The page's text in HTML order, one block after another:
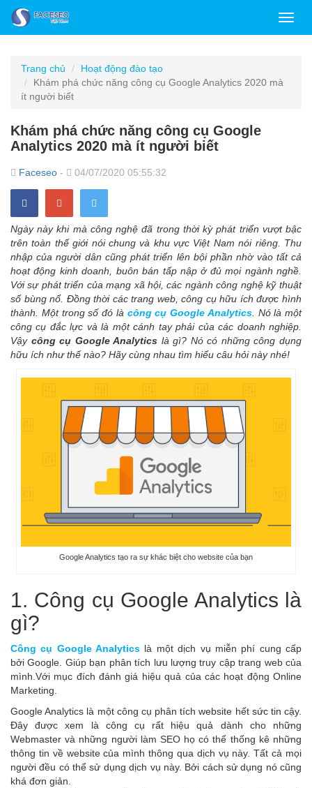
Trang chủ
Hoạt động đào tạo
Khám phá chức năng công cụ Google Analytics 2020 mà
ít người biết
Khám phá chức năng công cụ Google
Analytics 2020 mà ít người biết
Faceseo - 04/07/2020 05:55:32
Ngày này khi mà công nghệ đã trong thời kỳ phát triển vượt bậc
trên toàn thế giới nói chung và khu vực Việt Nam nói riêng. Thu
nhập của người dân cũng phát triển lên bội phần nhờ vào tất cả
hoạt động kinh doanh, buôn bán tấp nập ở đủ mọi ngành nghề.
Với sự phát triển của mạng xã hội, các ngành công nghệ kỹ thuật
số bùng nổ. Đồng thời các trang web, công cụ hữu ích được hình
thành. Một trong số đó là công cụ Google Analytics. Nó là một
công cụ đắc lực và là một cánh tay phải của các doanh nghiệp.
Vậy công cụ Google Analytics là gì? Nó có những công dụng
hữu ích như thế nào? Hãy cùng nhau tìm hiểu câu hỏi này nhé!
Google Analytics tạo ra sự khác biệt cho website của bạn
1. Công cụ Google Analytics là
gì?
Công cụ Google Analytics là một dịch vụ miễn phí cung cấp
bởi Google. Giúp bạn phân tích lưu lượng truy cập trang web của
mình.Với mục đích đánh giá hiệu quả của các hoạt động Online
Marketing.
Google Analytics là một công cụ phân tích website hết sức tin cậy.
Đây được xem là công cụ rất hiệu quả dành cho những
Webmaster và những người làm SEO họ có thể thống kê những
thông tin về website của mình thông qua dịch vụ này. Tất cả mọi
người đều có thể sử dụng dịch vụ này. Bởi cách sử dụng nó cũng
khá đơn giản.